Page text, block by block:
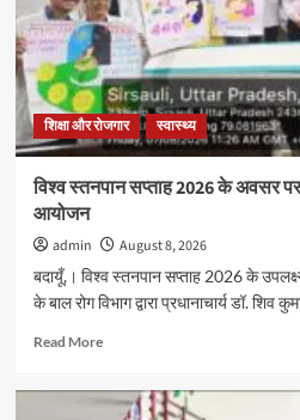
पर
पोस्टर
प्रतियोगिता
का
आयोजन
शिक्षा और रोजगार स्वास्थ्य
विश्व स्तनपान सप्ताह 2026 के अवसर पर
आयोजन
admin
August 8, 2026
बदायूँ,। विश्व स्तनपान सप्ताह 2026 के
के बाल रोग विभाग द्वारा प्रधानाचार्य डॉ. शिव
Read MoreRead
विश्व